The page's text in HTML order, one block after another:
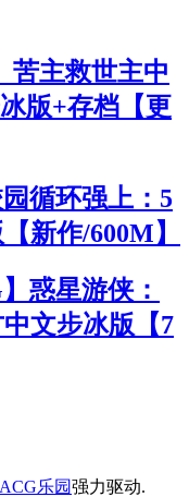
苦主救世主中
版+存档【更
循环强上：5
新作/600M】
惑星游侠：
中文步冰版【7
ACG乐园强力驱动.